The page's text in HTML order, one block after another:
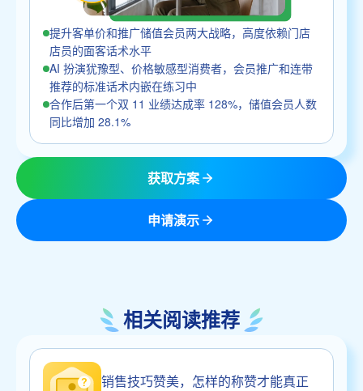
提升客单价和推广储值会员两大战略，高度依赖门店
店员的面客话术水平
AI 扮演犹豫型、价格敏感型消费者，会员推广和连带
推荐的标准话术内嵌在练习中
合作后第一个双 11 业绩达成率 128%，储值会员人数
同比增加 28.1%
获取方案
申请演示
相关阅读推荐
销售技巧赞美，怎样的称赞才能真正